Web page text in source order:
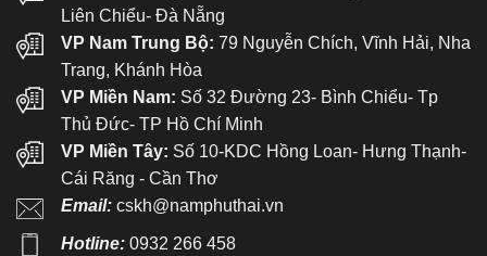
Liên Chiểu- Đà Nẵng
VP Nam Trung Bộ: 79 Nguyễn Chích, Vĩnh Hải, Nha
Trang, Khánh Hòa
VP Miền Nam: Số 32 Đường 23- Bình Chiểu- Tp
Thủ Đức- TP Hồ Chí Minh
VP Miền Tây: Số 10-KDC Hồng Loan- Hưng Thạnh-
Cái Răng - Cần Thơ
Email: cskh@namphuthai.vn
Hotline: 0932 266 458